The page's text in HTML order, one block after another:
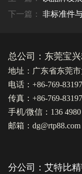
下一篇： 非标准件
总公司：东莞宝
地址：广东省东莞
电话：+86-769-
传真：+86-769-
手机/微信：136 4980
邮箱：dg@rtp88.com
分公司：艾特比